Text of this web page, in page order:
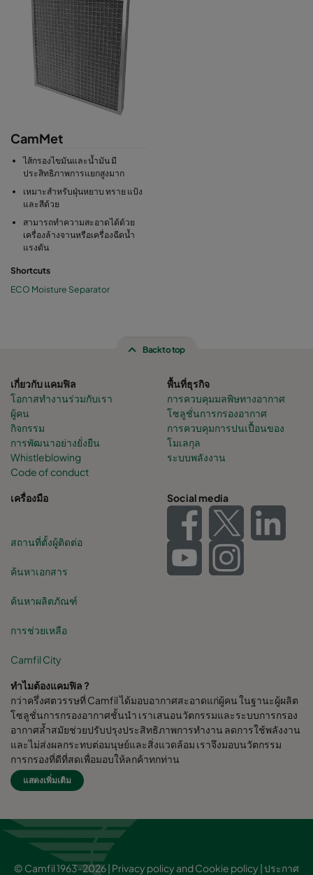
CamMet
ไส้กรองไขมันและน้ำมัน มี
ประสิทธิภาพการแยกสูงมาก
เหมาะสำหรับฝุ่นหยาบ ทราย แป้ง
และสีด้วย
สามารถทำความสะอาดได้ด้วย
เครื่องล้างจานหรือเครื่องฉีดน้ำ
แรงดัน
Shortcuts
ECO Moisture Separator
Back to top
เกี่ยวกับ แคมฟิล
โอกาสทำงานร่วมกับเรา
ผู้คน
กิจกรรม
การพัฒนาอย่างยั่งยืน
Whistleblowing
Code of conduct
พื้นที่ธุรกิจ
การควบคุมมลพิษทางอากาศ
โซลูชั่นการกรองอากาศ
การควบคุมการปนเปื้อนของ
โมเลกุล
ระบบพลังงาน
เครื่องมือ
สถานที่ตั้งผู้ติดต่อ
ค้นหาเอกสาร
ค้นหาผลิตภัณฑ์
การช่วยเหลือ
Camfil City
Social media
ทำไมต้องแคมฟิล ?
กว่าครึ่งศตวรรษที่ Camfil ได้มอบอากาศสะอาดแก่ผู้คน ในฐานะผู้ผลิต
โซลูชั่นการกรองอากาศชั้นนำ เราเสนอนวัตกรรมและระบบการกรอง
อากาศล้ำสมัยช่วยปรับปรุงประสิทธิภาพการทำงาน ลดการใช้พลังงาน
และไม่ส่งผลกระทบต่อมนุษย์และสิ่งแวดล้อม เราจึงมอบนวัตกรรม
การกรองที่ดีที่สุดเพื่อมอบให้ลูกค้าทุกท่าน
Camfil Group สำนักงานใหญ่ตั้งอยู่ใน Stockholm, Sweden มี
ได้ให้บริการและสนุยสนุนลูกค้าในหลากหลายอุตสาหกรรมและชุมชน
ต่างๆทั่วโลก
แสดงเพิ่มเติม
© Camfil 1963-2026 | Privacy policy and Cookie policy ประกาศ